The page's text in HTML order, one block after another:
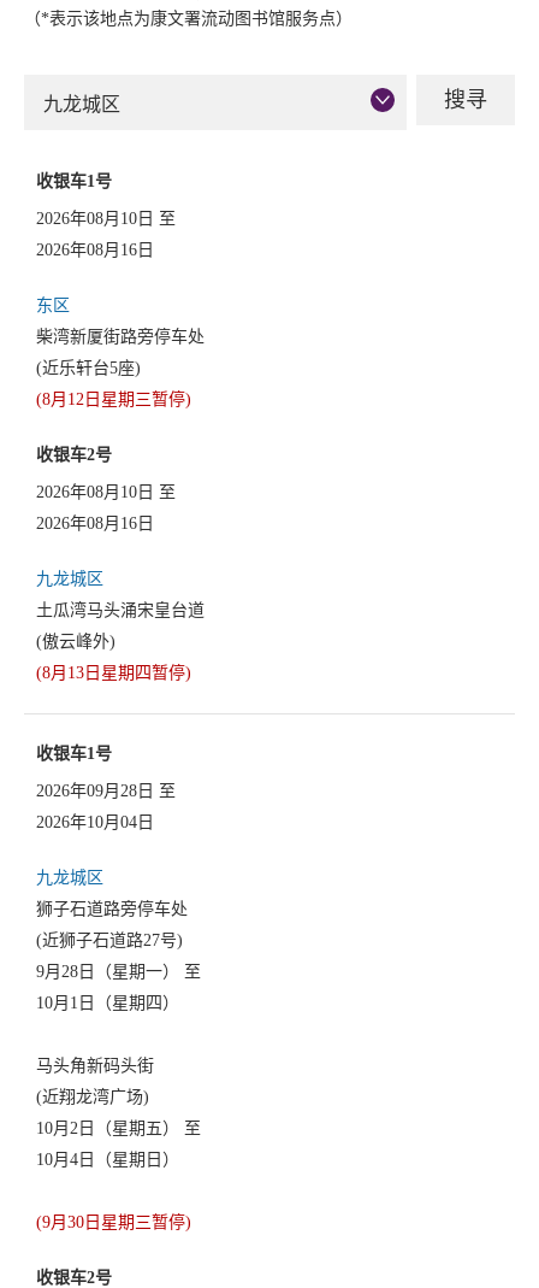
（*表示该地点为康文署流动图书馆服务点）
九龙城区
收银车1号
2026年08月10日 至
2026年08月16日
东区
柴湾新厦街路旁停车处
(近乐轩台5座)
(8月12日星期三暂停)
收银车2号
2026年08月10日 至
2026年08月16日
九龙城区
土瓜湾马头涌宋皇台道
(傲云峰外)
(8月13日星期四暂停)
收银车1号
2026年09月28日 至
2026年10月04日
九龙城区
狮子石道路旁停车处
(近狮子石道路27号)
9月28日（星期一） 至
10月1日（星期四）
马头角新码头街
(近翔龙湾广场)
10月2日（星期五） 至
10月4日（星期日）
(9月30日星期三暂停)
收银车2号